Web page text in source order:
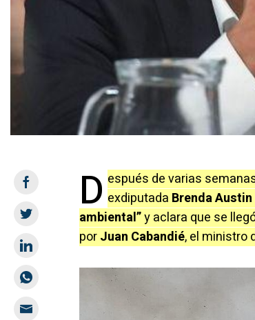
D espués de varias
exdiputada Brenda Austin
ambiental”y aclara que se
porJuan Cabandié, el ministro